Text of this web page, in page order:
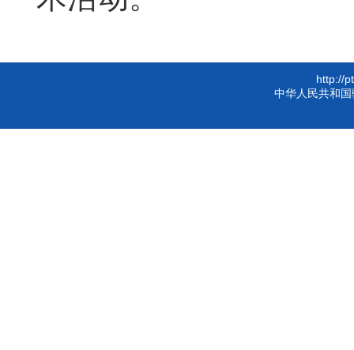
http://
中华人民共和